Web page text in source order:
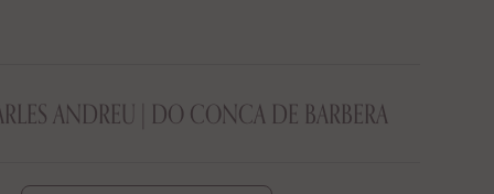
ANDREU | DO CONCA DE BARBERA